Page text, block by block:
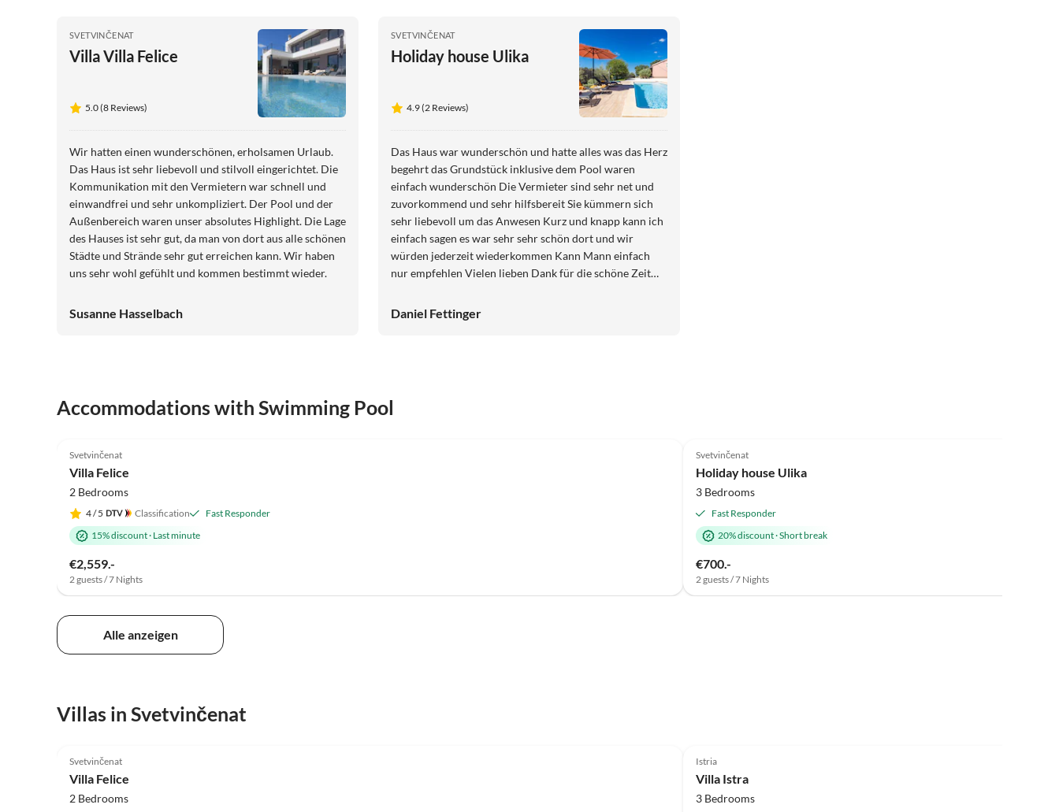
SVETVINČENAT
Villa Villa Felice
5.0 (8 Reviews)
Wir hatten einen wunderschönen, erholsamen Urlaub.
Das Haus ist sehr liebevoll und stilvoll eingerichtet. Die
Kommunikation mit den Vermietern war schnell und
einwandfrei und sehr unkompliziert. Der Pool und der
Außenbereich waren unser absolutes Highlight. Die Lage
des Hauses ist sehr gut, da man von dort aus alle schönen
Städte und Strände sehr gut erreichen kann. Wir haben
uns sehr wohl gefühlt und kommen bestimmt wieder.
Susanne Hasselbach
SVETVINČENAT
Holiday house Ulika
4.9 (2 Reviews)
Das Haus war wunderschön und hatte alles was das Herz
begehrt das Grundstück inklusive dem Pool waren
einfach wunderschön Die Vermieter sind sehr net und
zuvorkommend und sehr hilfsbereit Sie kümmern sich
sehr liebevoll um das Anwesen Kurz und knapp kann ich
einfach sagen es war sehr sehr schön dort und wir
würden jederzeit wiederkommen Kann Mann einfach
nur empfehlen Vielen lieben Dank für die schöne Zeit
Daniel Fettinger
Accommodations with Swimming Pool
Svetvinčenat
Villa Felice
2 Bedrooms
4/ 5 Classification
Fast Responder
15% discount· Last minute
€2,559.-
2 guests / 7 Nights
Svetvinčenat
Holiday house Ulika
3 Bedrooms
Fast Responder
20% discount·Short break
€700.-
2 guests / 7 Nights
Alle anzeigen
Villas in Svetvinčenat
Svetvinčenat
Villa Felice
2 Bedrooms
Istria
Villa Istra
3 Bedrooms